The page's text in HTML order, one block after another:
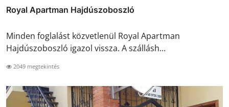
Royal Apartman Hajdúszoboszló
Minden foglalást közvetlenül Royal Apartman
Hajdúszoboszló igazol vissza. A szállásh...
2049 megtekintés